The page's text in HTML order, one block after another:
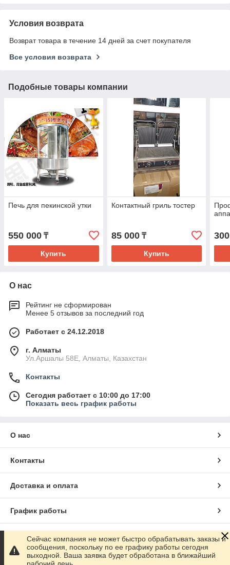
Условия возврата
Возврат товара в течение 14 дней за счет покупателя
Все условия возврата
Подобные товары компании
Печь для пекинской утки
550 000 ₸
Купить
Контактный гриль тостер
85 000₸
Купить
О нас
Рейтинг не сформирован
Менее 5 отзывов за последний год
Работает с 24.12.2018
г. Алматы
Ул.Аршалы 58Е, Алматы, Казахстан
Контакты
Сегодня работает с 10:00 до 17:00
Показать весь график работы
О нас
Контакты
Доставка и оплата
График работы
Полная версия сайта
Сайт создан на маркетплейсе Satu.kz
Сейчас компания не может быстро обрабатывать заказы и
сообщения, поскольку по ее графику работы сегодня
выходной. Ваша заявка будет обработана в ближайший